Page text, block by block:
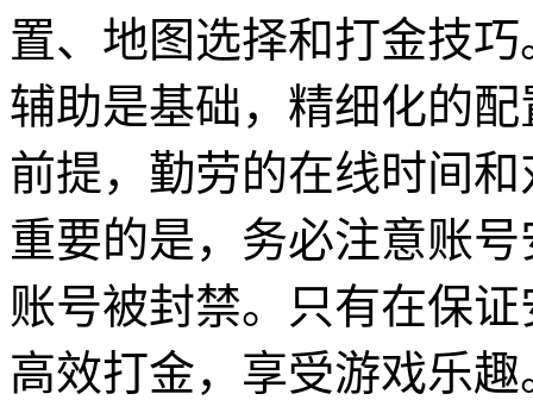
置、地图选择和打金技
辅助是基础，精细化的
前提，勤劳的在线时间
重要的是，务必注意账
账号被封禁。只有在保
高效打金，享受游戏乐趣